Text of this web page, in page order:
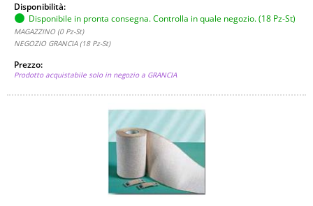
Disponibilità:
Disponibile in pronta consegna. Controlla in quale negozio. (18 Pz-St)
MAGAZZINO (0 Pz-St)
NEGOZIO GRANCIA (18 Pz-St)
Prezzo:
Prodotto acquistabile solo in negozio a GRANCIA